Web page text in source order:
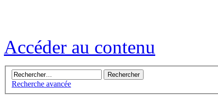
Accéder au contenu
Recherche avancée